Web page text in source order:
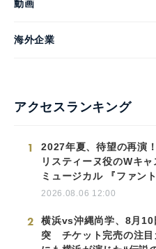
動画
海外企業
アクセスランキング
1
2027年夏、待望の再演
リスティーヌ役のWキャ
ミュージカル 『ファント
2026.08.06 12:00
2
横浜vs沖縄尚学、8月10
突 チケット完売の注